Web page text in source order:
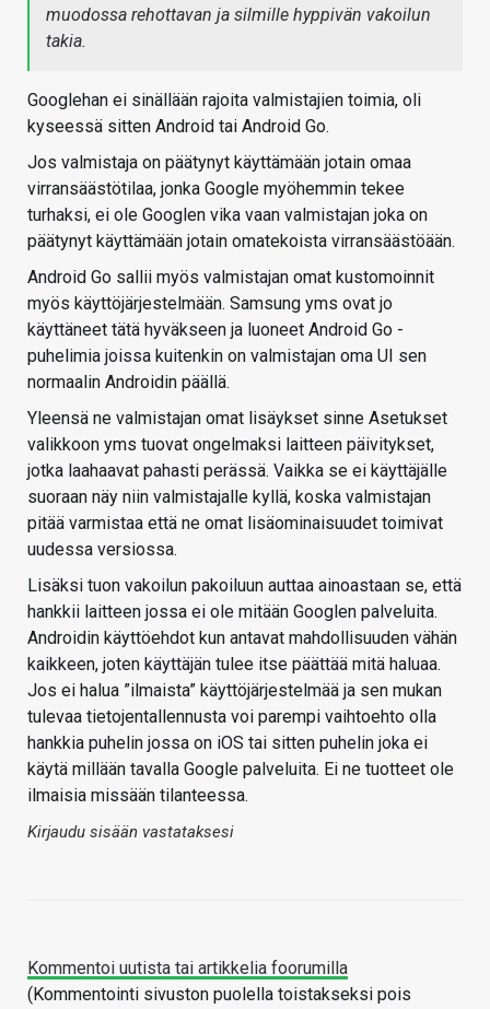
muodossa rehottavan ja silmille hyppivän vakoilun
takia.
Googlehan ei sinällään rajoita valmistajien toimia, oli
kyseessä sitten Android tai Android Go.
Jos valmistaja on päätynyt käyttämään jotain omaa
virransäästötilaa, jonka Google myöhemmin tekee
turhaksi, ei ole Googlen vika vaan valmistajan joka on
päätynyt käyttämään jotain omatekoista virransäästöään.
Android Go sallii myös valmistajan omat kustomoinnit
myös käyttöjärjestelmään. Samsung yms ovat jo
käyttäneet tätä hyväkseen ja luoneet Android Go -
puhelimia joissa kuitenkin on valmistajan oma UI sen
normaalin Androidin päällä.
Yleensä ne valmistajan omat lisäykset sinne Asetukset
valikkoon yms tuovat ongelmaksi laitteen päivitykset,
jotka laahaavat pahasti perässä. Vaikka se ei käyttäjälle
suoraan näy niin valmistajalle kyllä, koska valmistajan
pitää varmistaa että ne omat lisäominaisuudet toimivat
uudessa versiossa.
Lisäksi tuon vakoilun pakoiluun auttaa ainoastaan se, että
hankkii laitteen jossa ei ole mitään Googlen palveluita.
Androidin käyttöehdot kun antavat mahdollisuuden vähän
kaikkeen, joten käyttäjän tulee itse päättää mitä haluaa.
Jos ei halua ”ilmaista” käyttöjärjestelmää ja sen mukan
tulevaa tietojentallennusta voi parempi vaihtoehto olla
hankkia puhelin jossa on iOS tai sitten puhelin joka ei
käytä millään tavalla Google palveluita. Ei ne tuotteet ole
ilmaisia missään tilanteessa.
Kirjaudu sisään vastataksesi
Kommentoi uutista tai artikkelia foorumilla
(Kommentointi sivuston puolella toistakseksi pois